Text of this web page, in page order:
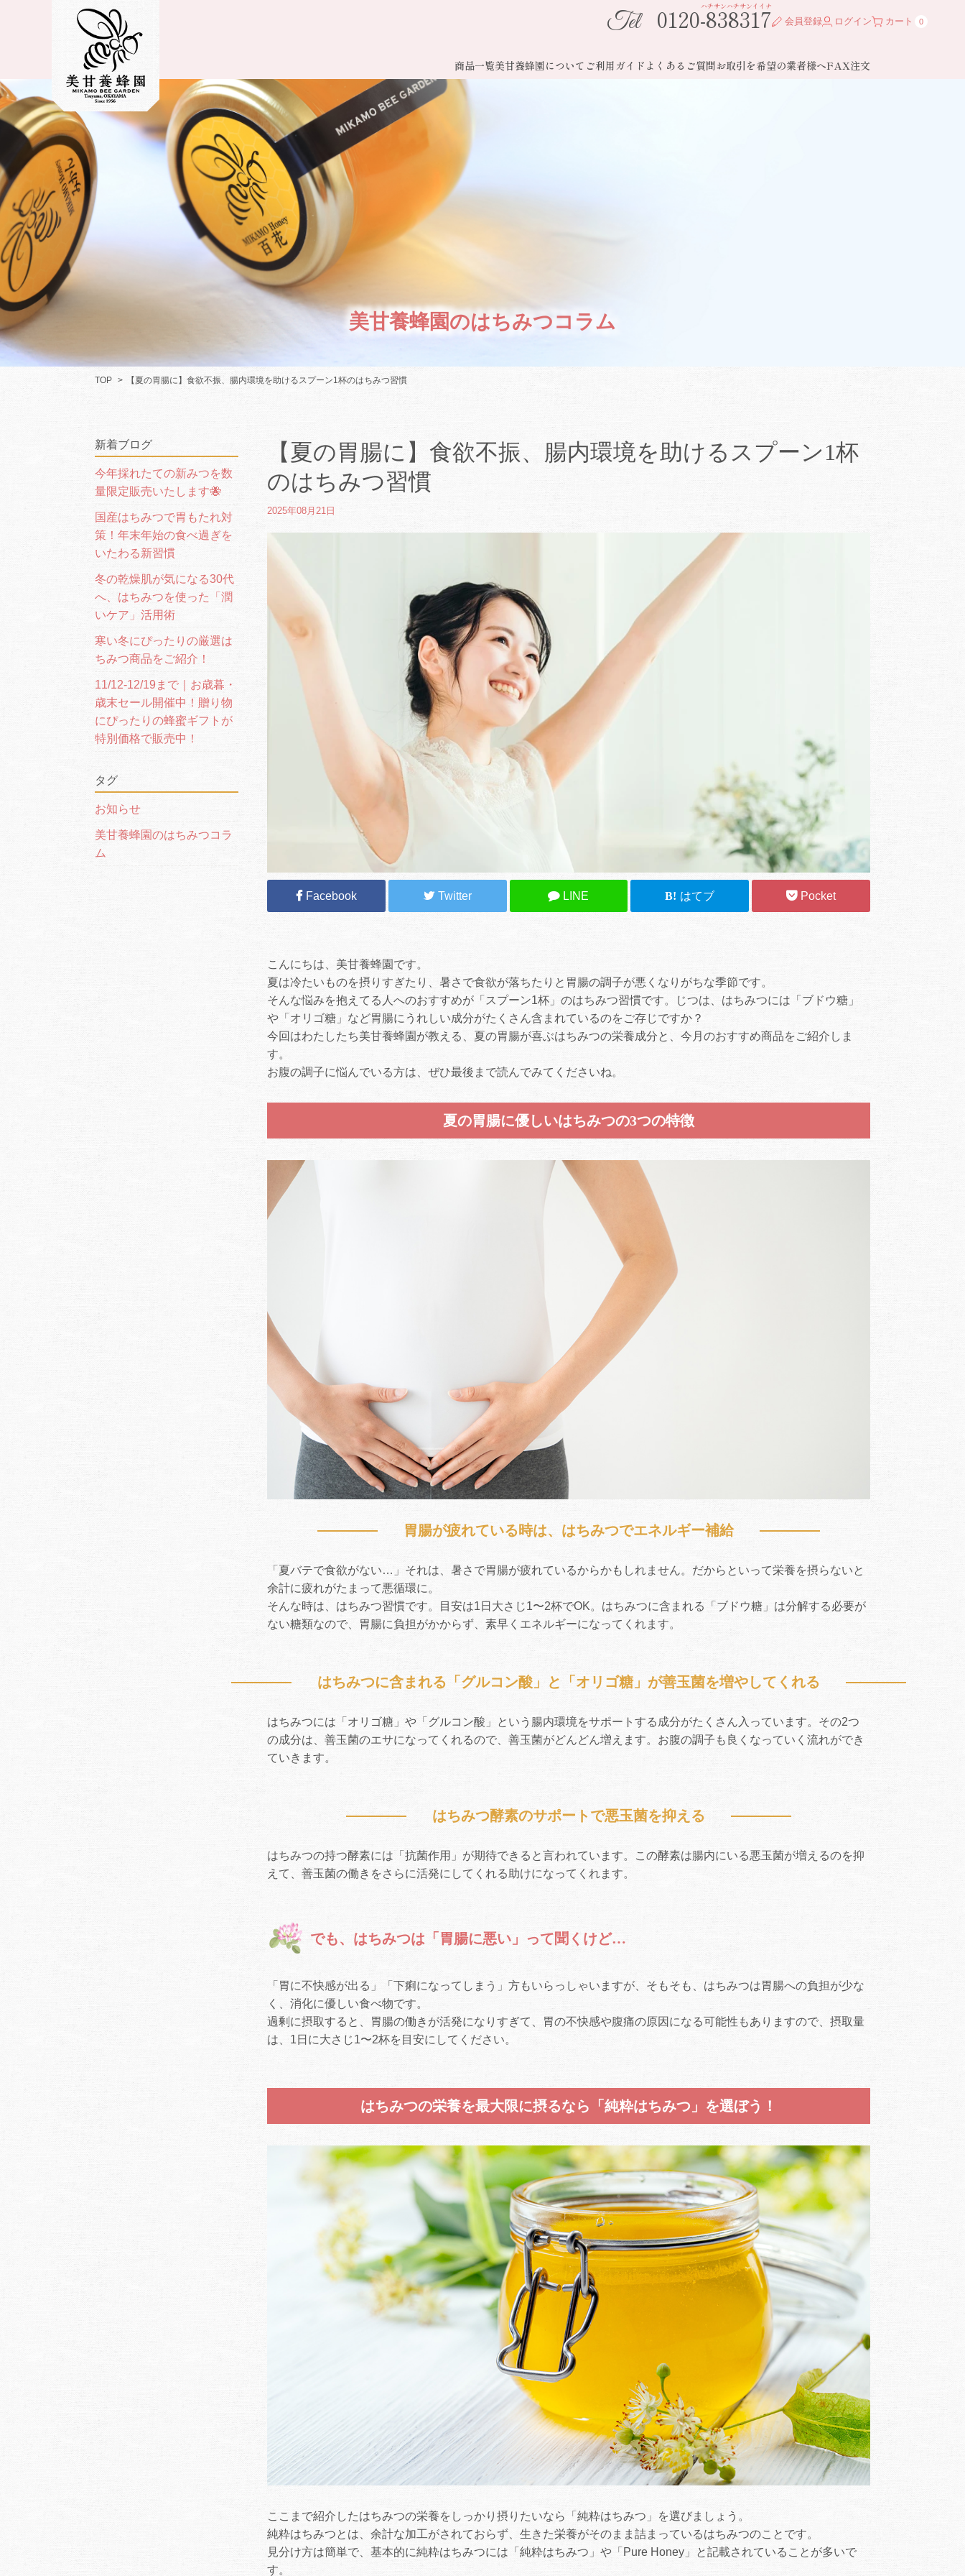
ハチサンハチサンイイナ
Tel 0120-838317 会員登録 ログイン 0
カート
商品一覧美甘養蜂園について ご利用ガイド よくあるご質問お取引を希望の業者様へFAX注文
美甘養蜂園のはちみつコラム
TOP 【夏の胃腸に】食欲不振、腸内環境を助けるスプーン1杯のはちみつ習慣
【夏の胃腸に】食欲不振、腸内環境を助けるスプーン1杯
のはちみつ習慣
2025年08月21日
Facebook Twitter LINE B! はてブ Pocket
こんにちは、美甘養蜂園です。
夏は冷たいものを摂りすぎたり、暑さで食欲が落ちたりと胃腸の調子が悪くなりがちな季節です。
そんな悩みを抱えてる人へのおすすめが「スプーン1杯」のはちみつ習慣です。じつは、はちみつには「ブドウ糖」
や「オリゴ糖」など胃腸にうれしい成分がたくさん含まれているのをご存じですか？
今回はわたしたち美甘養蜂園が教える、夏の胃腸が喜ぶはちみつの栄養成分と、今月のおすすめ商品をご紹介しま
す。
お腹の調子に悩んでいる方は、ぜひ最後まで読んでみてくださいね。
夏の胃腸に優しいはちみつの3つの特徴
胃腸が疲れている時は、はちみつでエネルギー補給
「夏バテで食欲がない…」それは、暑さで胃腸が疲れているからかもしれません。だからといって栄養を摂らないと
余計に疲れがたまって悪循環に。
そんな時は、はちみつ習慣です。目安は1日大さじ1〜2杯でOK。はちみつに含まれる「ブドウ糖」は分解する必要が
ない糖類なので、胃腸に負担がかからず、素早くエネルギーになってくれます。
はちみつに含まれる「グルコン酸」と「オリゴ糖」が善玉菌を増やしてくれる
はちみつには「オリゴ糖」や「グルコン酸」という腸内環境をサポートする成分がたくさん入っています。その2つ
の成分は、善玉菌のエサになってくれるので、善玉菌がどんどん増えます。お腹の調子も良くなっていく流れができ
ていきます。
はちみつ酵素のサポートで悪玉菌を抑える
はちみつの持つ酵素には「抗菌作用」が期待できると言われています。この酵素は腸内にいる悪玉菌が増えるのを抑
えて、善玉菌の働きをさらに活発にしてくれる助けになってくれます。
でも、はちみつは「胃腸に悪い」って聞くけど…
「胃に不快感が出る」「下痢になってしまう」方もいらっしゃいますが、そもそも、はちみつは胃腸への負担が少な
く、消化に優しい食べ物です。
過剰に摂取すると、胃腸の働きが活発になりすぎて、胃の不快感や腹痛の原因になる可能性もありますので、摂取量
は、1日に大さじ1〜2杯を目安にしてください。
はちみつの栄養を最大限に摂るなら「純粋はちみつ」を選ぼう！
ここまで紹介したはちみつの栄養をしっかり摂りたいなら「純粋はちみつ」を選びましょう。
純粋はちみつとは、余計な加工がされておらず、生きた栄養がそのまま詰まっているはちみつのことです。
見分け方は簡単で、基本的に純粋はちみつには「純粋はちみつ」や「Pure Honey」と記載されていることが多いで
す。
新着ブログ
今年採れたての新みつを数
量限定販売いたします🐝
国産はちみつで胃もたれ対
策！年末年始の食べ過ぎを
いたわる新習慣
冬の乾燥肌が気になる30代
へ、はちみつを使った「潤
いケア」活用術
寒い冬にぴったりの厳選は
ちみつ商品をご紹介！
11/12-12/19まで｜お歳暮・
歳末セール開催中！贈り物
にぴったりの蜂蜜ギフトが
特別価格で販売中！
タグ
お知らせ
美甘養蜂園のはちみつコラ
ム